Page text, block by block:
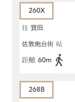
260X
往 寶田
佐敦炮台街 站
距離 60m
268B